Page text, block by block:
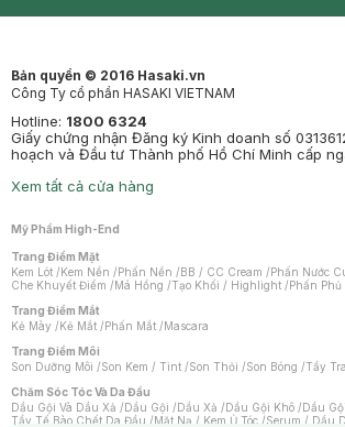
Bản quyền © 2016 Hasaki.vn
Công Ty cổ phần HASAKI VIETNAM
Hotline: 1800 6324
Giấy chứng nhận Đăng ký Kinh doanh số
hoạch và Đầu tư Thành phố Hồ Chí Minh cấp
Xem tất cả cửa hàng
Mỹ Phẩm High-End
Trang Điểm Mặt
Kem Lót /Kem Nền /Phấn Nền /BB / CC Cream /Phấn Nước
Che Khuyết Điểm /Má Hồng /Tạo Khối / Highlight /Phấn Phủ
Trang Điểm Mắt
Kẻ Mày /Kẻ Mắt /Phấn Mắt /Mascara
Trang Điểm Môi
Son Dưỡng Môi /Son Kem / Tint /Son Thỏi /Son Bóng /Tẩy
Chăm Sóc Tóc Và Da Đầu
Dầu Gội Và Dầu Xả /Dầu Gội /Dầu Xả /Dầu Gội Khô /Dầu
Tẩy Tế Bào Chết Da Đầu /Mặt Nạ / Kem Ủ Tóc /Serum / Dầu